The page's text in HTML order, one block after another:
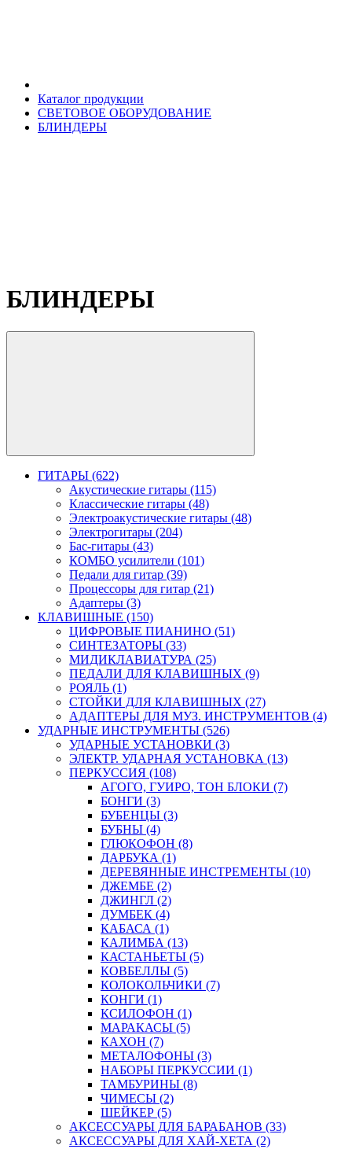
Каталог продукции
СВЕТОВОЕ ОБОРУДОВАНИЕ
БЛИНДЕРЫ
БЛИНДЕРЫ
ГИТАРЫ (622)
Акустические гитары (115)
Классические гитары (48)
Электроакустические гитары (48)
Электрогитары (204)
Бас-гитары (43)
КОМБО усилители (101)
Педали для гитар (39)
Процессоры для гитар (21)
Адаптеры (3)
КЛАВИШНЫЕ (150)
ЦИФРОВЫЕ ПИАНИНО (51)
СИНТЕЗАТОРЫ (33)
МИДИКЛАВИАТУРА (25)
ПЕДАЛИ ДЛЯ КЛАВИШНЫХ (9)
РОЯЛЬ (1)
СТОЙКИ ДЛЯ КЛАВИШНЫХ (27)
АДАПТЕРЫ ДЛЯ МУЗ. ИНСТРУМЕНТОВ (4)
УДАРНЫЕ ИНСТРУМЕНТЫ (526)
УДАРНЫЕ УСТАНОВКИ (3)
ЭЛЕКТР. УДАРНАЯ УСТАНОВКА (13)
ПЕРКУССИЯ (108)
АГОГО, ГУИРО, ТОН БЛОКИ (7)
БОНГИ (3)
БУБЕНЦЫ (3)
БУБНЫ (4)
ГЛЮКОФОН (8)
ДАРБУКА (1)
ДЕРЕВЯННЫЕ ИНСТРЕМЕНТЫ (10)
ДЖЕМБЕ (2)
ДЖИНГЛ (2)
ДУМБЕК (4)
КАБАСА (1)
КАЛИМБА (13)
КАСТАНЬЕТЫ (5)
КОВБЕЛЛЫ (5)
КОЛОКОЛЬЧИКИ (7)
КОНГИ (1)
КСИЛОФОН (1)
МАРАКАСЫ (5)
КАХОН (7)
МЕТАЛОФОНЫ (3)
НАБОРЫ ПЕРКУССИИ (1)
ТАМБУРИНЫ (8)
ЧИМЕСЫ (2)
ШЕЙКЕР (5)
АКСЕССУАРЫ ДЛЯ БАРАБАНОВ (33)
АКСЕССУАРЫ ДЛЯ ХАЙ-ХЕТА (2)